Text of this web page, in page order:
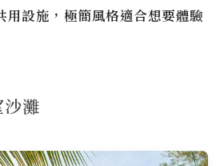
用設施，極簡風格適合想要體驗
灘